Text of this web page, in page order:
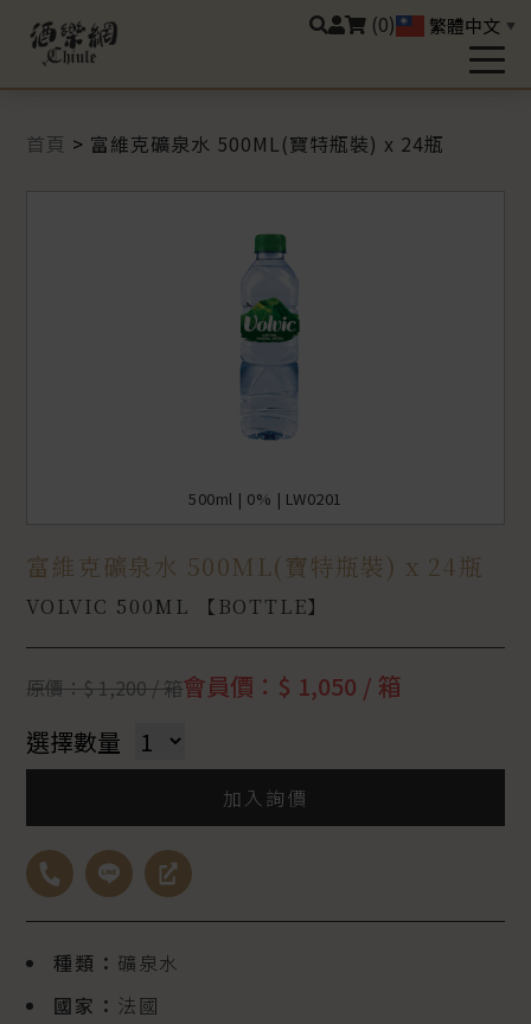
(0) 繁體中文 ▼
首頁 > 富維克礦泉水 500ML(寶特瓶裝) x 24瓶
500ml | 0% | LW0201
富維克礦泉水 500ML(寶特瓶裝) x 24瓶
VOLVIC 500ML 【BOTTLE】
種類： 礦泉水
國家： 法國
原價：$ 1,200 / 箱會員價：$ 1,050 / 箱
選擇數量
加入詢價